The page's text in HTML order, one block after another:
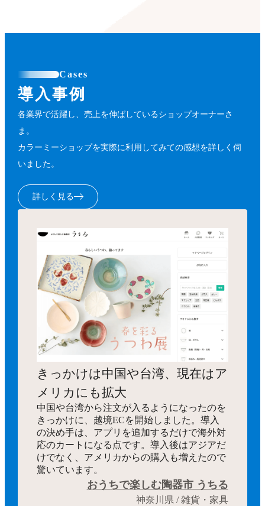
Cases
導入事例
各業界で活躍し、売上を伸ばしているショップオーナーさ
ま。
カラーミーショップを実際に利用してみての感想を詳しく伺
いました。
詳しく見る
きっかけは中国や台湾、現在はア
メリカにも拡大
中国や台湾から注文が入るようになったのを
きっかけに、越境ECを開始しました。導入
の決め手は、アプリを追加するだけで海外対
応のカートになる点です。導入後はアジアだ
けでなく、アメリカからの購入も増えたので
驚いています。
おうちで楽しむ陶器市 うちる
神奈川県 / 雑貨・家具